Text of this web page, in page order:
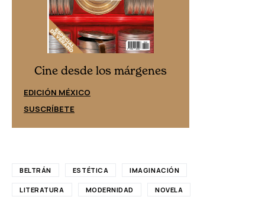
Cine desde los márgenes
EDICIÓN MÉXICO
SUSCRÍBETE
BELTRÁN ESTÉTICA IMAGINACIÓN
LITERATURA MODERNIDAD NOVELA